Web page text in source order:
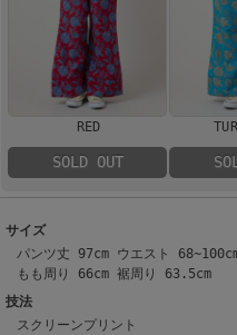
RED
SOLD OUT
サイズ
パンツ丈 97cm ウエスト
もも周り 66cm 裾周り 63.5cm
技法
スクリーンプリント